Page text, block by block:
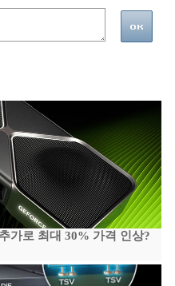
가로 최대 30% 가격 인상?